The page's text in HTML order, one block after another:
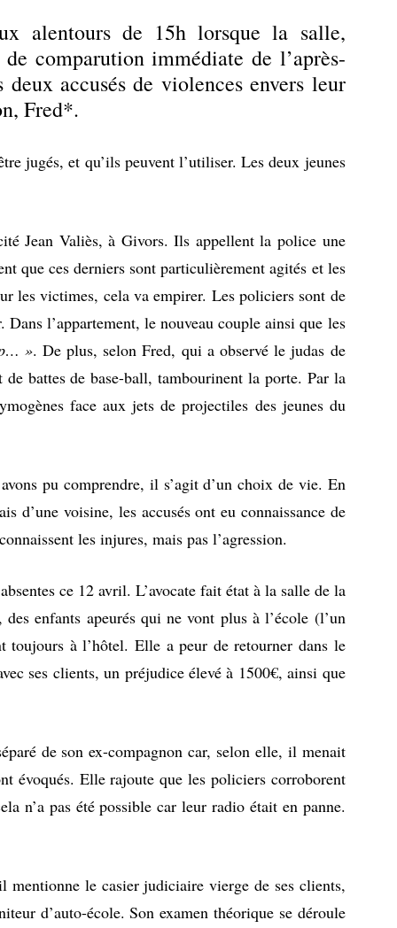
alentours de 15h lorsque la salle,
comparution immédiate de l’après-
accusés de violences envers leur
Fred*.
jugés, et qu’ils peuvent l’utiliser. Les deux jeunes
Jean Valiès, à Givors. Ils appellent la police une
que ces derniers sont particulièrement agités et les
les victimes, cela va empirer. Les policiers sont de
l’appartement, le nouveau couple ainsi que les
». De plus, selon Fred, qui a observé le judas de
battes de base-ball, tambourinent la porte. Par la
face aux jets de projectiles des jeunes du
pu comprendre, il s’agit d’un choix de vie. En
d’une voisine, les accusés ont eu connaissance de
les injures, mais pas l’agression.
ce 12 avril. L’avocate fait état à la salle de la
enfants apeurés qui ne vont plus à l’école (l’un
toujours à l’hôtel. Elle a peur de retourner dans le
ses clients, un préjudice élevé à 1500€, ainsi que
de son ex-compagnon car, selon elle, il menait
évoqués. Elle rajoute que les policiers corroborent
n’a pas été possible car leur radio était en panne.
mentionne le casier judiciaire vierge de ses clients,
d’auto-école. Son examen théorique se déroule